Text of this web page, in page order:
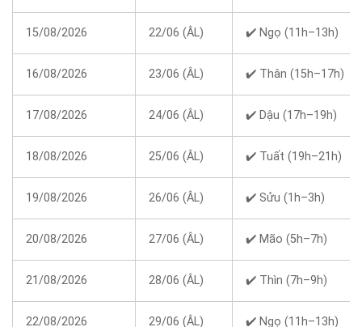
15/08/2026 22/06 (ÂL) ✔️ Ngọ (11h–13h)
16/08/2026 23/06 (ÂL) ✔️ Thân (15h–17h)
17/08/2026 24/06 (ÂL) ✔️ Dậu (17h–19h)
18/08/2026 25/06 (ÂL) ✔️ Tuất (19h–21h)
19/08/2026 26/06 (ÂL) ✔️ Sửu (1h–3h)
20/08/2026 27/06 (ÂL) ✔️ Mão (5h–7h)
21/08/2026 28/06 (ÂL) ✔️ Thìn (7h–9h)
22/08/2026 29/06 (ÂL) ✔️ Ngọ (11h–13h)